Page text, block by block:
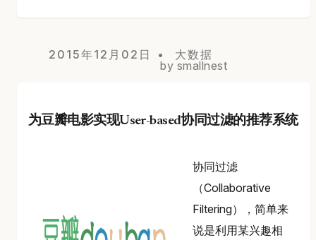
2015年12月02日
大数据
by smallnest
为豆瓣电影实现User-based协同过滤的推荐系统
协同过滤
（Collaborative
Filtering），简单来
说是利用某兴趣相